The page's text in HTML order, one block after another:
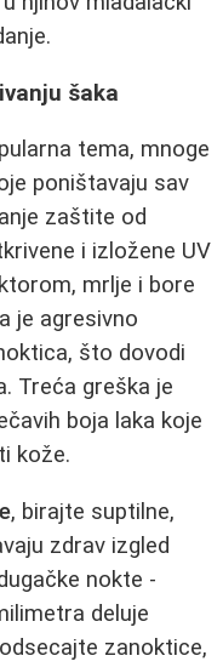
šaka
tema, mnoge
poništavaju sav
zaštite od
i izložene UV
mrlje i bore
je agresivno
što dovodi
Treća greška je
boja laka koje
kože.
, birajte suptilne,
zdrav izgled
nokte -
deluje
zanoktice,